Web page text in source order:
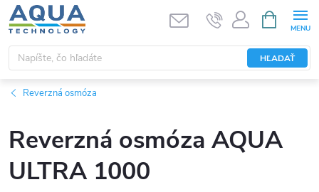
Prejsť
na
obsah
HĽADAŤ
KOŠÍK
Reverzná osmóza
Reverzná osmóza AQUA
ULTRA 1000